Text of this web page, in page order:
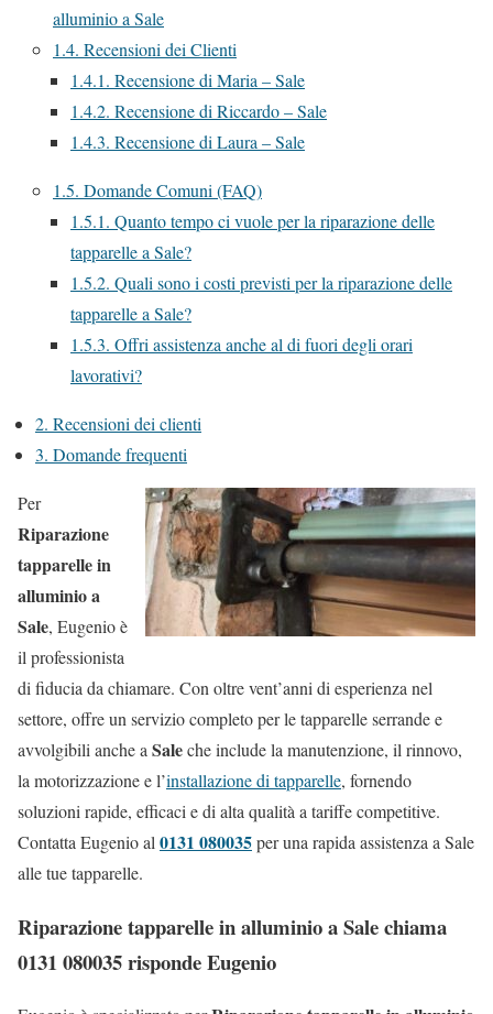
alluminio a Sale
1.4. Recensioni dei Clienti
1.4.1. Recensione di Maria – Sale
1.4.2. Recensione di Riccardo – Sale
1.4.3. Recensione di Laura – Sale
1.5. Domande Comuni (FAQ)
1.5.1. Quanto tempo ci vuole per la riparazione delle
tapparelle a Sale?
1.5.2. Quali sono i costi previsti per la riparazione delle
tapparelle a Sale?
1.5.3. Offri assistenza anche al di fuori degli orari
lavorativi?
2. Recensioni dei clienti
3. Domande frequenti
Per
Riparazione
tapparelle in
alluminio a
Sale, Eugenio è
il professionista
di fiducia da chiamare. Con oltre vent’anni di esperienza nel
settore, offre un servizio completo per le tapparelle serrande e
avvolgibili anche a Saleche include la manutenzione, il rinnovo,
la motorizzazione e l’installazione di tapparelle, fornendo
soluzioni rapide, efficaci e di alta qualità a tariffe competitive.
Contatta Eugenio al 0131 080035per una rapida assistenza a Sale
alle tue tapparelle.
Riparazione tapparelle in alluminio a Sale chiama
0131 080035 risponde Eugenio